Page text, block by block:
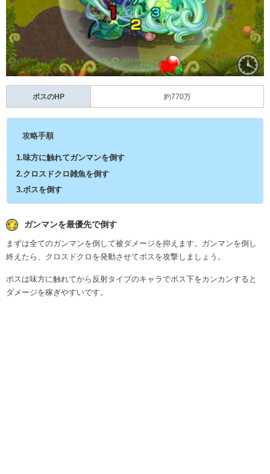
ボスのHP 約770万
攻略手順
1.味方に触れてガンマンを倒す
2.クロスドクロ雑魚を倒す
3.ボスを倒す
ガンマンを最優先で倒す
まずは全てのガンマンを倒して被ダメージを抑えます。ガンマンを倒し
終えたら、クロスドクロを発動させてボスを攻撃しましょう。
ボスは味方に触れてから反射タイプのキャラでボス下をカンカンすると
ダメージを稼ぎやすいです。